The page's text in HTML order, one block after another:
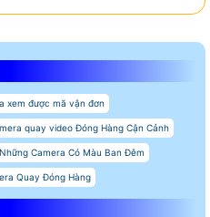
xem được mã vận đơn
quay video Đóng Hàng Cận Cảnh
Những Camera Có Màu Ban Đêm
Quay Đóng Hàng